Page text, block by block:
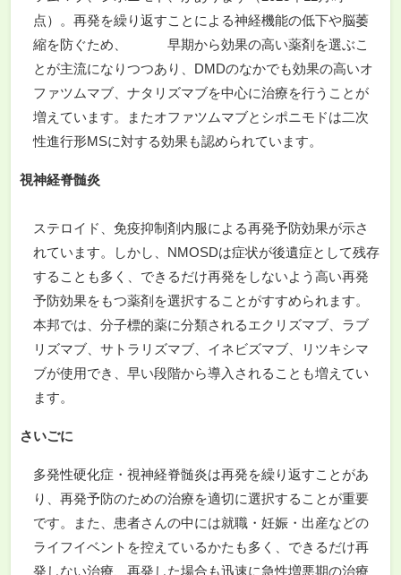
点）。再発を繰り返すことによる神経機能の低下や脳萎
縮を防ぐため、 早期から効果の高い薬剤を選ぶこ
とが主流になりつつあり、DMDのなかでも効果の高いオ
ファツムマブ、ナタリズマブを中心に治療を行うことが
増えています。またオファツムマブとシポニモドは二次
性進行形MSに対する効果も認められています。
視神経脊髄炎
ステロイド、免疫抑制剤内服による再発予防効果が示さ
れています。しかし、NMOSDは症状が後遺症として残存
することも多く、できるだけ再発をしないよう高い再発
予防効果をもつ薬剤を選択することがすすめられます。
本邦では、分子標的薬に分類されるエクリズマブ、ラブ
リズマブ、サトラリズマブ、イネビズマブ、リツキシマ
ブが使用でき、早い段階から導入されることも増えてい
ます。
さいごに
多発性硬化症・視神経脊髄炎は再発を繰り返すことがあ
り、再発予防のための治療を適切に選択することが重要
です。また、患者さんの中には就職・妊娠・出産などの
ライフイベントを控えているかたも多く、できるだけ再
発しない治療、再発した場合も迅速に急性増悪期の治療